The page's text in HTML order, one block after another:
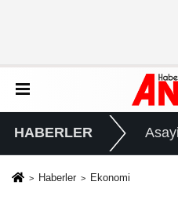
HABERLER
Haberler Ekonomi